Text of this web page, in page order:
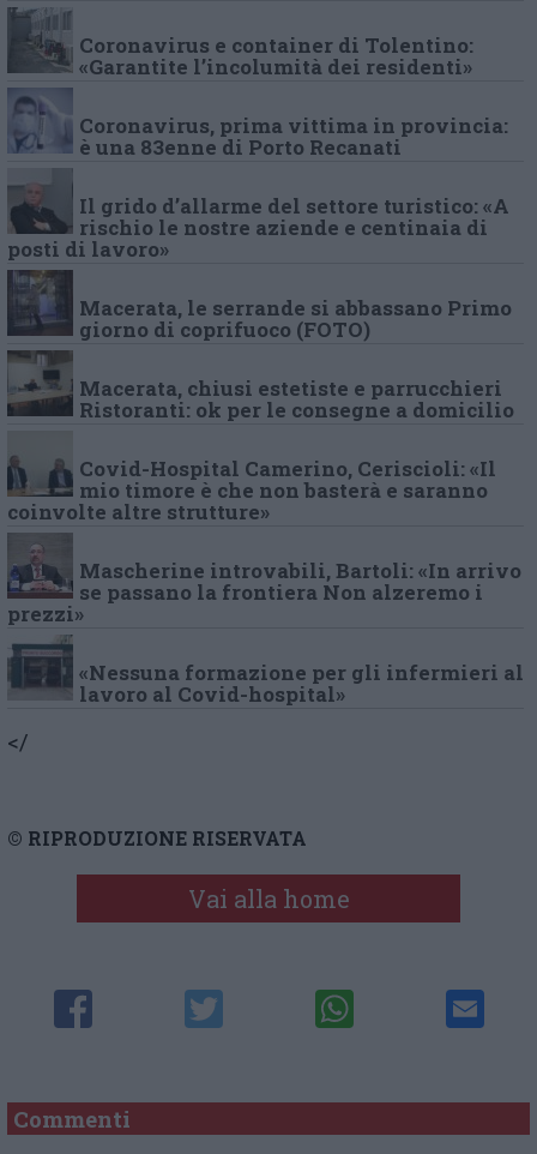
Coronavirus e container di Tolentino:
«Garantite l’incolumità dei residenti»
Coronavirus, prima vittima in provincia:
è una 83enne di Porto Recanati
Il grido d’allarme del settore turistico: «A
rischio le nostre aziende e centinaia di
posti di lavoro»
Macerata, le serrande si abbassano Primo
giorno di coprifuoco (FOTO)
Macerata, chiusi estetiste e parrucchieri
Ristoranti: ok per le consegne a domicilio
Covid-Hospital Camerino, Ceriscioli: «Il
mio timore è che non basterà e saranno
coinvolte altre strutture»
Mascherine introvabili, Bartoli: «In arrivo
se passano la frontiera Non alzeremo i
prezzi»
«Nessuna formazione per gli infermieri al
lavoro al Covid-hospital»
</
© RIPRODUZIONE RISERVATA
Vai alla home
Commenti